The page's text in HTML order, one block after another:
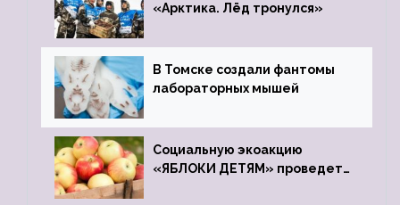
«Арктика. Лёд тронулся»
В Томске создали фантомы
лабораторных мышей
Социальную экоакцию
«ЯБЛОКИ ДЕТЯМ» проведет